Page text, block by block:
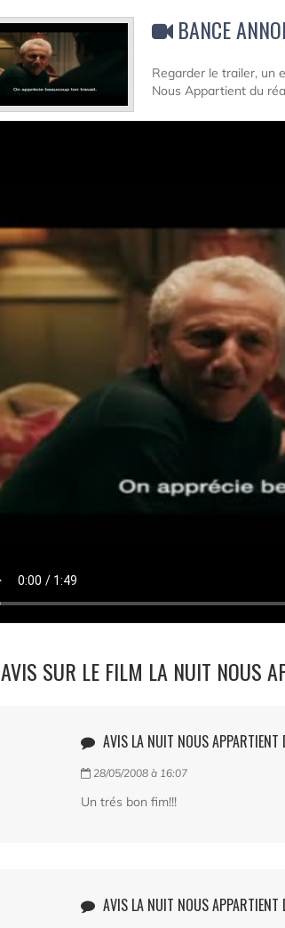
BANCE
Regarder le trailer, un
Nous Appartient du
AVIS SUR LE FILM LA NUIT NOUS
AVIS LA NUIT NOUS APPARTIENT
28/05/2008 à 16:07
Un trés bon fim!!!
AVIS LA NUIT NOUS APPARTIENT